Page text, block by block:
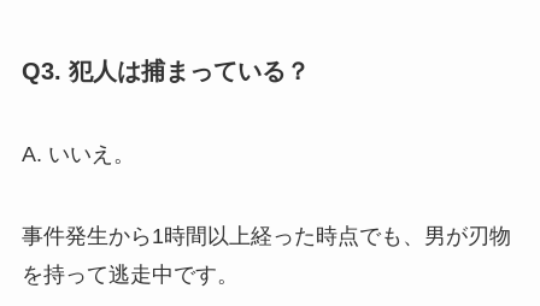
Q3. 犯人は捕まっている？
A. いいえ。
事件発生から1時間以上経った時点でも、男が刃物
を持って逃走中です。